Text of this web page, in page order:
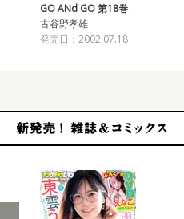
GO ANd GO 第18巻
古谷野孝雄
発売日：2002.07.18